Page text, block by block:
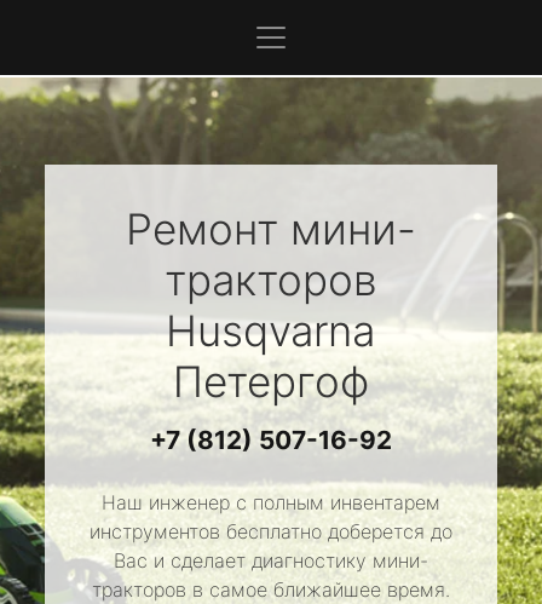
Ремонт мини-
тракторов
Husqvarna
Петергоф
+7 (812) 507-16-92
Наш инженер с полным инвентарем
инструментов бесплатно доберется до
Вас и сделает диагностику мини-
тракторов в самое ближайшее время.